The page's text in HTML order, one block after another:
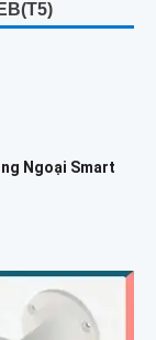
Ngoại Smart